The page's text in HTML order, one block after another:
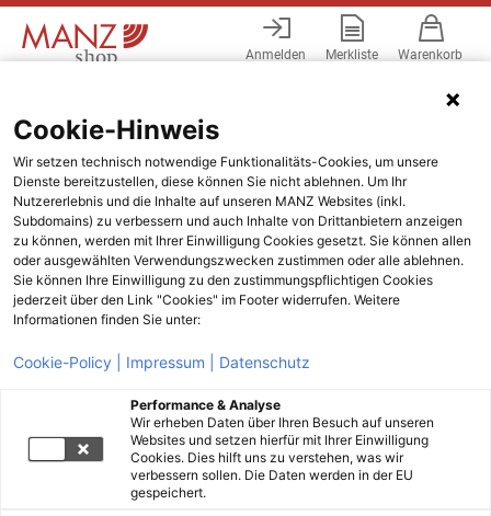
Anmelden Merkliste Warenkorb
Cookie-Hinweis
Wir setzen technisch notwendige Funktionalitäts-Cookies, um unsere
Dienste bereitzustellen, diese können Sie nicht ablehnen. Um Ihr
Nutzererlebnis und die Inhalte auf unseren MANZ Websites (inkl.
Subdomains) zu verbessern und auch Inhalte von Drittanbietern anzeigen
zu können, werden mit Ihrer Einwilligung Cookies gesetzt. Sie können allen
oder ausgewählten Verwendungszwecken zustimmen oder alle ablehnen.
Sie können Ihre Einwilligung zu den zustimmungspflichtigen Cookies
jederzeit über den Link "Cookies" im Footer widerrufen. Weitere
Informationen finden Sie unter:
Cookie-Policy | Impressum | Datenschutz
Performance & Analyse
Wir erheben Daten über Ihren Besuch auf unseren
Websites und setzen hierfür mit Ihrer Einwilligung
Cookies. Dies hilft uns zu verstehen, was wir
verbessern sollen. Die Daten werden in der EU
gespeichert.